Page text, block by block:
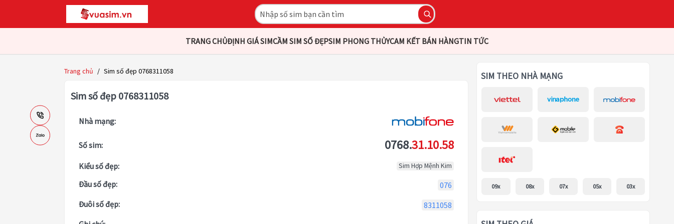
TRANG CHỦĐỊNH GIÁ SIMCẦM SIM SỐ ĐẸPSIM PHONG THỦYCAM KẾT BÁN HÀNGTIN TỨC
Trang chủ / Sim số đẹp 0768311058
Sim số đẹp 0768311058
Nhà mạng:
Số sim: 0768.31.10.58
Kiểu số đẹp: Sim Hợp Mệnh Kim
Đầu số đẹp:
076
Đuôi số đẹp:
8311058
SIM THEO NHÀ MẠNG
09x 08x 07x 05x 03x